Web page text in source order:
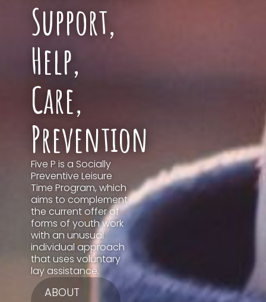
Support,
Help,
Care,
Prevention
Five P is a Socially
Preventive Leisure
Time Program, which
aims to complement
the current offer of
forms of youth work
with an unusual
individual approach
that uses voluntary
lay assistance.
ABOUT